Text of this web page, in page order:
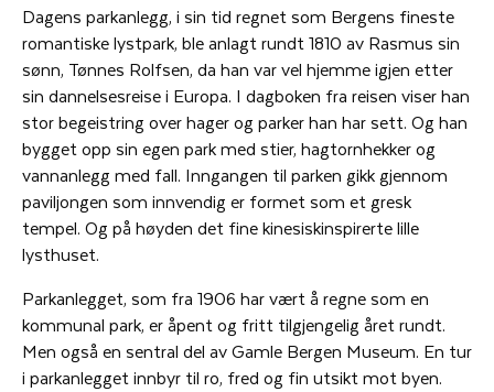
Dagens parkanlegg, i sin tid regnet som Bergens fineste
romantiske lystpark, ble anlagt rundt 1810 av Rasmus sin
sønn, Tønnes Rolfsen, da han var vel hjemme igjen etter
sin dannelsesreise i Europa. I dagboken fra reisen viser han
stor begeistring over hager og parker han har sett. Og han
bygget opp sin egen park med stier, hagtornhekker og
vannanlegg med fall. Inngangen til parken gikk gjennom
paviljongen som innvendig er formet som et gresk
tempel. Og på høyden det fine kinesiskinspirerte lille
lysthuset.
Parkanlegget, som fra 1906 har vært å regne som en
kommunal park, er åpent og fritt tilgjengelig året rundt.
Men også en sentral del av Gamle Bergen Museum. En tur
i parkanlegget innbyr til ro, fred og fin utsikt mot byen.